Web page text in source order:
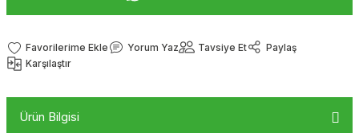
Yorum Yaz Tavsiye Et
Paylaş
Karşılaştır
Ürün Bilgisi